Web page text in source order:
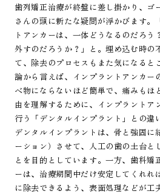
歯列矯正治療が終盤に差し掛かり、ゴ
さんの頭に新たな疑問が浮かびます。
トアンカーは、一体どうなるのだろう
外すのだろうか？」と。埋め込む時の
て、除去のプロセスもまた気になると
論から言えば、インプラントアンカー
べ物にならないほど簡単で、痛みもほ
由を理解するために、インプラントア
行う「デンタルインプラント」との違
デンタルインプラントは、骨と強固に
ーション）させて、人工の歯の土台と
とを目的としています。一方、歯科矯
ーは、治療期間中だけ安定してくれれ
に除去できるよう、表面処理などが工